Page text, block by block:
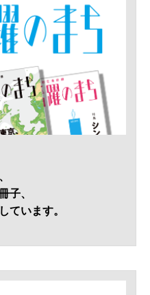
子、
ています。